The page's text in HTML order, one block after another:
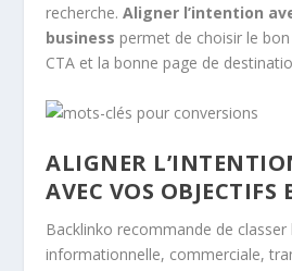
recherche.Aligner l’intention
business permet de choisir le
CTA et la bonne page de
ALIGNER
AVEC VOS OBJECTIFS
Backlinko recommande de classer
informationnelle, commerciale,